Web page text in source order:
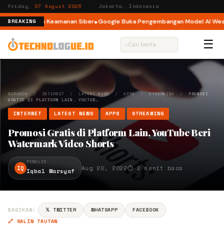
Friday, 07 August 2026 · Jakarta, Indonesia
BREAKING
Insiden Keamanan Siber Google Buka Pengembangan Model AI
⌕ ☰
BERANDA / INTERNET / LATEST NEWS/APPS/STREAMING / PROMOSI
GRATIS DI PLATFORM LAIN, YOUTUB…
INTERNET LATEST NEWS APPS STREAMING
Promosi Gratis di Platform Lain, YouTube Beri
Watermark Video Shorts
IQ
PENULIS
Iqbal Marsyaf Aug 20, 2022⏱ 2 menit baca
BAGIKAN: 𝕏 TWITTER WHATSAPP
FACEBOOK
🔗 SALIN TAUTAN